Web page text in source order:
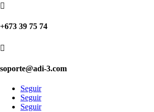

+673 39 75 74

soporte@adi-3.com
Seguir
Seguir
Seguir